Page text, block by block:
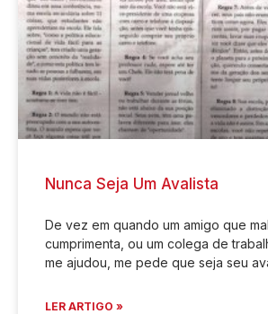
Nunca Seja Um Avalista
De vez em quando um amigo que
cumprimenta, ou um colega de
me ajudou, me pede que seja seu
LER ARTIGO »